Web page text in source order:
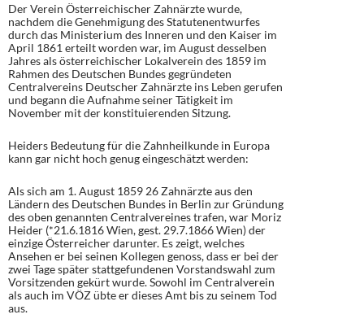
Der Verein Österreichischer Zahnärzte wurde,
nachdem die Genehmigung des Statutenentwurfes
durch das Ministerium des Inneren und den Kaiser im
April 1861 erteilt worden war, im August desselben
Jahres als österreichischer Lokalverein des 1859 im
Rahmen des Deutschen Bundes gegründeten
Centralvereins Deutscher Zahnärzte ins Leben gerufen
und begann die Aufnahme seiner Tätigkeit im
November mit der konstituierenden Sitzung.
Heiders Bedeutung für die Zahnheilkunde in Europa
kann gar nicht hoch genug eingeschätzt werden:
Als sich am 1. August 1859 26 Zahnärzte aus den
Ländern des Deutschen Bundes in Berlin zur Gründung
des oben genannten Centralvereines trafen, war Moriz
Heider (*21.6.1816 Wien, gest. 29.7.1866 Wien) der
einzige Österreicher darunter. Es zeigt, welches
Ansehen er bei seinen Kollegen genoss, dass er bei der
zwei Tage später stattgefundenen Vorstandswahl zum
Vorsitzenden gekürt wurde. Sowohl im Centralverein
als auch im VÖZ übte er dieses Amt bis zu seinem Tod
aus.